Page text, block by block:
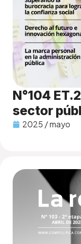
N°104
sector
2025 / mayo